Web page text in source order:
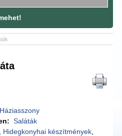
Háziasszony
Saláták
Hidegkonyhai készítmények